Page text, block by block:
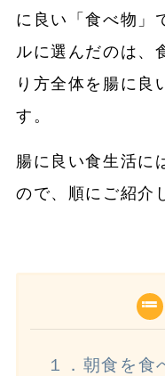
に良い「食べ物」
ルに選んだのは、
り方全体を腸に良
す。
腸に良い食生活に
ので、順にご紹介
１．朝食を食